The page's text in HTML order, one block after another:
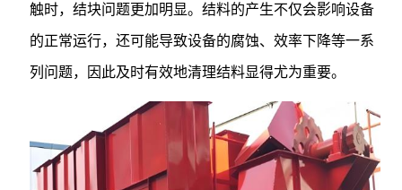
触时，结块问题更加明显。结料的产生不仅会影响设备
的正常运行，还可能导致设备的腐蚀、效率下降等一系
列问题，因此及时有效地清理结料显得尤为重要。